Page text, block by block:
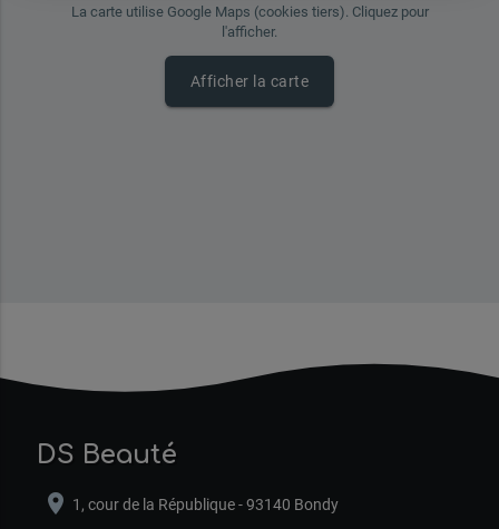
La carte utilise Google Maps (cookies tiers). Cliquez pour
l'afficher.
Afficher la carte
DS Beauté
location_on 1, cour de la République - 93140 Bondy